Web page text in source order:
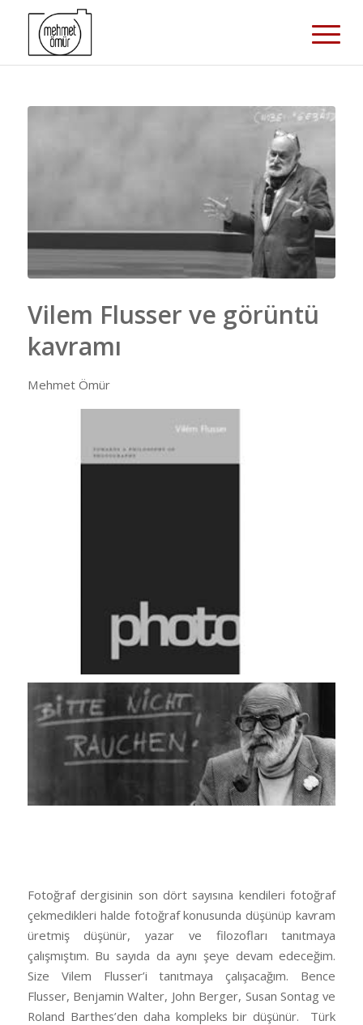
Vilem Flusser ve görüntü
kavramı
Mehmet Ömür
Fotoğraf dergisinin son dört sayısına kendileri fotoğraf
çekmedikleri halde fotoğraf konusunda düşünüp kavram
üretmiş düşünür, yazar ve filozofları tanıtmaya
çalışmıştım. Bu sayıda da aynı şeye devam edeceğim.
Size Vilem Flusser’i tanıtmaya çalışacağım. Bence
Flusser, Benjamin Walter, John Berger, Susan Sontag ve
Roland Barthes’den daha kompleks bir düşünür. Türk